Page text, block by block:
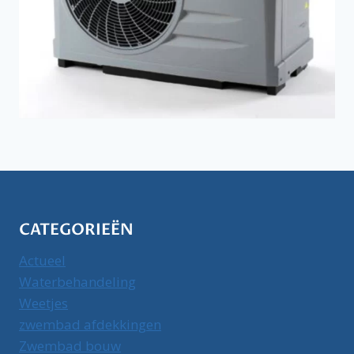
CATEGORIEËN
Actueel
Waterbehandeling
Weetjes
zwembad afdekkingen
Zwembad bouw